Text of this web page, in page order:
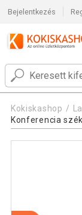
Bejelentkezés
Kokiskashop
Konferencia